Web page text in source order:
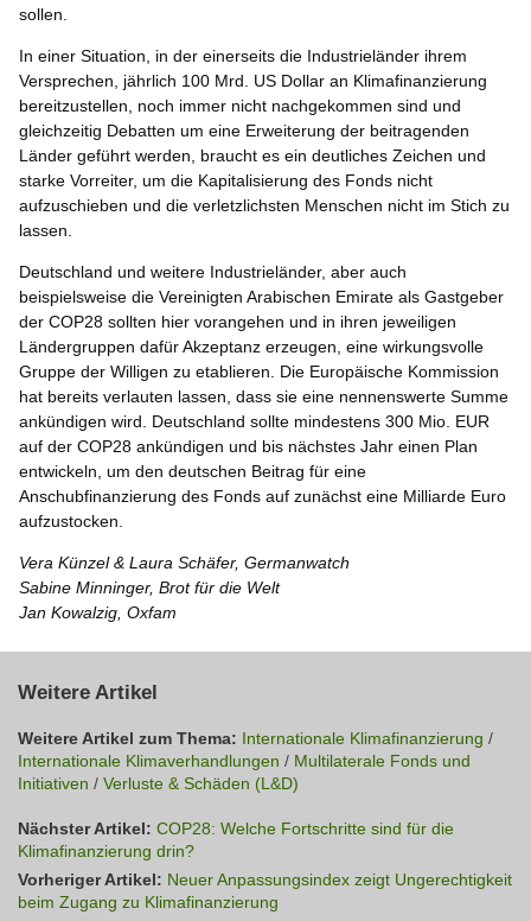
sollen.
In einer Situation, in der einerseits die Industrieländer ihrem
Versprechen, jährlich 100 Mrd. US Dollar an Klimafinanzierung
bereitzustellen, noch immer nicht nachgekommen sind und
gleichzeitig Debatten um eine Erweiterung der beitragenden
Länder geführt werden, braucht es ein deutliches Zeichen und
starke Vorreiter, um die Kapitalisierung des Fonds nicht
aufzuschieben und die verletzlichsten Menschen nicht im Stich zu
lassen.
Deutschland und weitere Industrieländer, aber auch
beispielsweise die Vereinigten Arabischen Emirate als Gastgeber
der COP28 sollten hier vorangehen und in ihren jeweiligen
Ländergruppen dafür Akzeptanz erzeugen, eine wirkungsvolle
Gruppe der Willigen zu etablieren. Die Europäische Kommission
hat bereits verlauten lassen, dass sie eine nennenswerte Summe
ankündigen wird. Deutschland sollte mindestens 300 Mio. EUR
auf der COP28 ankündigen und bis nächstes Jahr einen Plan
entwickeln, um den deutschen Beitrag für eine
Anschubfinanzierung des Fonds auf zunächst eine Milliarde Euro
aufzustocken.
Vera Künzel & Laura Schäfer, Germanwatch
Sabine Minninger, Brot für die Welt
Jan Kowalzig, Oxfam
Weitere Artikel
Weitere Artikel zum Thema: Internationale Klimafinanzierung /
Internationale Klimaverhandlungen / Multilaterale Fonds und
Initiativen / Verluste & Schäden (L&D)
Nächster Artikel: COP28: Welche Fortschritte sind für die
Klimafinanzierung drin?
Vorheriger Artikel: Neuer Anpassungsindex zeigt Ungerechtigkeit
beim Zugang zu Klimafinanzierung